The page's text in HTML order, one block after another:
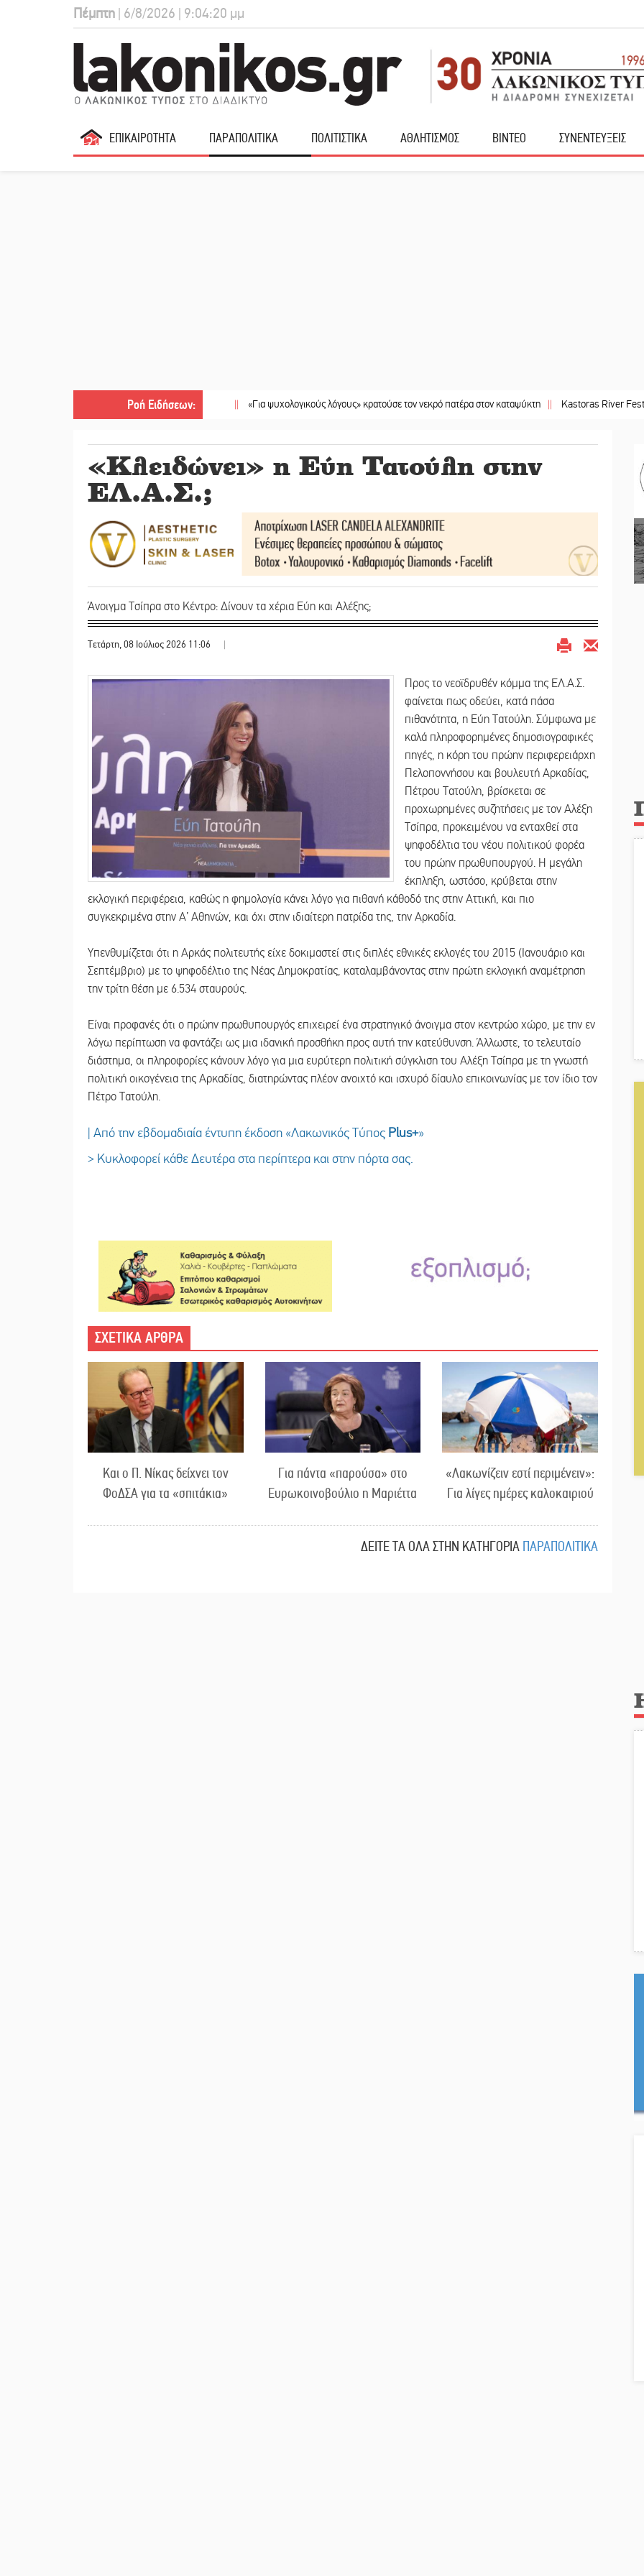
Πέμπτη | 6/8/2026 | 9:04:21 μμ
ΕΠΙΚΑΙΡΟΤΗΤΑ ΠΑΡΑΠΟΛΙΤΙΚΑ ΠΟΛΙΤΙΣΤΙΚΑ ΑΘΛΗΤΙΣΜΟΣ ΒΙΝΤΕΟ ΣΥΝΕΝΤΕΥΞΕΙΣ
Ροή Ειδήσεων:
|| «Για ψυχολογικούς λόγους» κρατούσε τον νεκρό πατέρα στον καταψύκτη || Kastoras River Festival 2026: Ένα
«Κλειδώνει» η Εύη Τατούλη στην
ΕΛ.Α.Σ.;
Άνοιγμα Τσίπρα στο Κέντρο: Δίνουν τα χέρια Εύη και Αλέξης;
Τετάρτη, 08 Ιούλιος 2026 11:06 |
Προς το νεοϊδρυθέν κόμμα της ΕΛ.Α.Σ.
φαίνεται πως οδεύει, κατά πάσα
πιθανότητα, η Εύη Τατούλη. Σύμφωνα με
καλά πληροφορημένες δημοσιογραφικές
πηγές, η κόρη του πρώην περιφερειάρχη
Πελοποννήσου και βουλευτή Αρκαδίας,
Πέτρου Τατούλη, βρίσκεται σε
προχωρημένες συζητήσεις με τον Αλέξη
Τσίπρα, προκειμένου να ενταχθεί στα
ψηφοδέλτια του νέου πολιτικού φορέα
του πρώην πρωθυπουργού. Η μεγάλη
έκπληξη, ωστόσο, κρύβεται στην
εκλογική περιφέρεια, καθώς η φημολογία κάνει λόγο για πιθανή κάθοδό της στην Αττική, και πιο
συγκεκριμένα στην Α’ Αθηνών, και όχι στην ιδιαίτερη πατρίδα της, την Αρκαδία.
Υπενθυμίζεται ότι η Αρκάς πολιτευτής είχε δοκιμαστεί στις διπλές εθνικές εκλογές του 2015 (Ιανουάριο και
Σεπτέμβριο) με το ψηφοδέλτιο της Νέας Δημοκρατίας, καταλαμβάνοντας στην πρώτη εκλογική αναμέτρηση
την τρίτη θέση με 6.534 σταυρούς.
Είναι προφανές ότι ο πρώην πρωθυπουργός επιχειρεί ένα στρατηγικό άνοιγμα στον κεντρώο χώρο, με την εν
λόγω περίπτωση να φαντάζει ως μια ιδανική προσθήκη προς αυτή την κατεύθυνση. Άλλωστε, το τελευταίο
διάστημα, οι πληροφορίες κάνουν λόγο για μια ευρύτερη πολιτική σύγκλιση του Αλέξη Τσίπρα με τη γνωστή
πολιτική οικογένεια της Αρκαδίας, διατηρώντας πλέον ανοιχτό και ισχυρό δίαυλο επικοινωνίας με τον ίδιο τον
Πέτρο Τατούλη.
| Από την εβδομαδιαία έντυπη έκδοση «Λακωνικός Τύπος Plus+»
> Κυκλοφορεί κάθε Δευτέρα στα περίπτερα και στην πόρτα σας.
ΣΧΕΤΙΚΑ ΑΡΘΡΑ
Και ο Π. Νίκας δείχνει τον
ΦοΔΣΑ για τα «σπιτάκια»
Για πάντα «παρούσα» στο
Ευρωκοινοβούλιο η Μαριέττα
«Λακωνίζειν εστί περιμένειν»:
Για λίγες ημέρες καλοκαιριού
ΔΕΙΤΕ ΤΑ ΟΛΑ ΣΤΗΝ ΚΑΤΗΓΟΡΙΑ ΠΑΡΑΠΟΛΙΤΙΚΑ